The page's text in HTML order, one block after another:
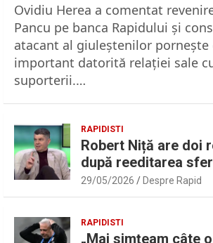
Ovidiu Herea a comentat
Pancu pe banca Rapidului şi
atacant al giuleştenilor porneşte
important datorită relaţiei sale
suporterii.…
RAPIDISTI
Robert Niță are doi
după reeditarea
UEFAntastic: „Lideri
Sport.ro
29/05/2026 Despre Rapid
RAPIDISTI
„Mai simțeam câte